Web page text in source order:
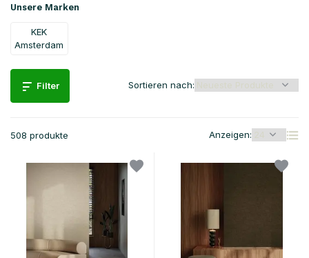
Unsere Marken
KEK
Amsterdam
Filter
508 produkte Anzeigen:
Sortieren nach: